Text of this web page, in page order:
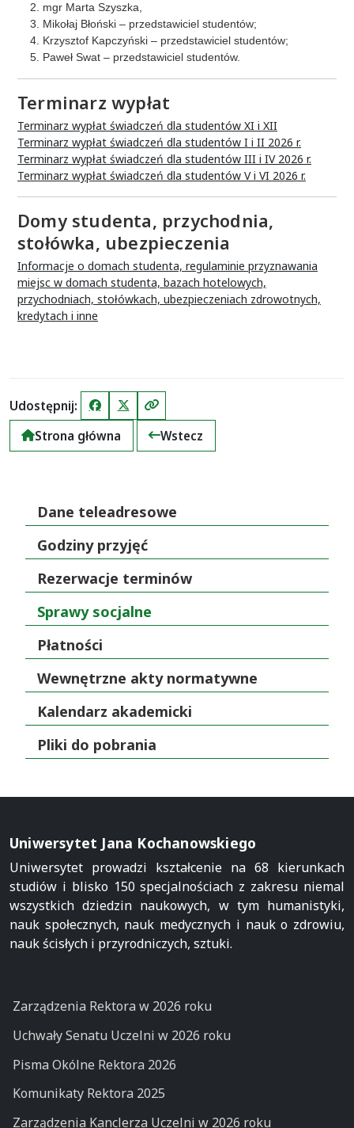
mgr Marta Szyszka,
Mikołaj Błoński – przedstawiciel studentów;
Krzysztof Kapczyński – przedstawiciel studentów;
Paweł Swat – przedstawiciel studentów.
Terminarz wypłat
Terminarz wypłat świadczeń dla studentów XI i XII
Terminarz wypłat świadczeń dla studentów I i II 2026 r.
Terminarz wypłat świadczeń dla studentów III i IV 2026 r.
Terminarz wypłat świadczeń dla studentów V i VI 2026 r.
Domy studenta, przychodnia,
stołówka, ubezpieczenia
Informacje o domach studenta, regulaminie przyznawania
miejsc w domach studenta, bazach hotelowych,
przychodniach, stołówkach, ubezpieczeniach zdrowotnych,
kredytach i inne
Udostępnij: FacebookX (Twitter)Kopiuj link
Strona główna
Wstecz
Dane teleadresowe
Godziny przyjęć
Rezerwacje terminów
Sprawy socjalne
Płatności
Wewnętrzne akty normatywne
Kalendarz akademicki
Pliki do pobrania
Uniwersytet Jana Kochanowskiego
Uniwersytet prowadzi kształcenie na 68 kierunkach
studiów i blisko 150 specjalnościach z zakresu niemal
wszystkich dziedzin naukowych, w tym humanistyki,
nauk społecznych, nauk medycznych i nauk o zdrowiu,
nauk ścisłych i przyrodniczych, sztuki.
Zarządzenia Rektora w 2026 roku
Uchwały Senatu Uczelni w 2026 roku
Pisma Okólne Rektora 2026
Komunikaty Rektora 2025
Zarządzenia Kanclerza Uczelni w 2026 roku